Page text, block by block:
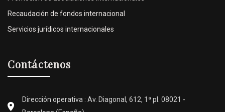
Recaudación de fondos internacional
Servicios jurídicos internacionales
Contáctenos
Dirección operativa : Av. Diagonal, 612, 1ª pl. 08021 -